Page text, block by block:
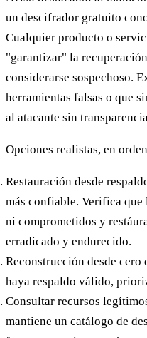
un descifrador gratuito
Cualquier producto o
"garantizar" la
considerarse sospechoso.
herramientas falsas o que
al atacante sin
Opciones realistas, en
Restauración desde
más confiable. Verifica que
ni comprometidos y
erradicado y endurecido.
Reconstrucción desde cero
haya respaldo válido,
Consultar recursos
mantiene un catálogo de